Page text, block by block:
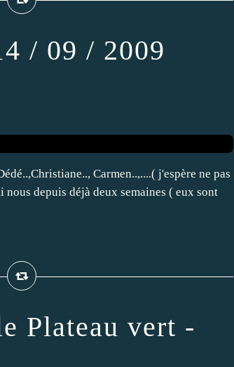
/ 09 / 2009
Carmen..,....( j'espère ne pas
depuis déjà deux semaines ( eux sont
Plateau vert -